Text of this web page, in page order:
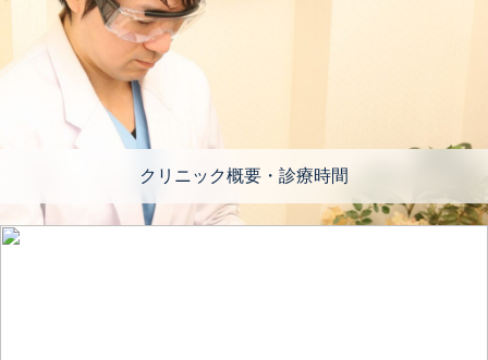
クリニック概要・診療時間